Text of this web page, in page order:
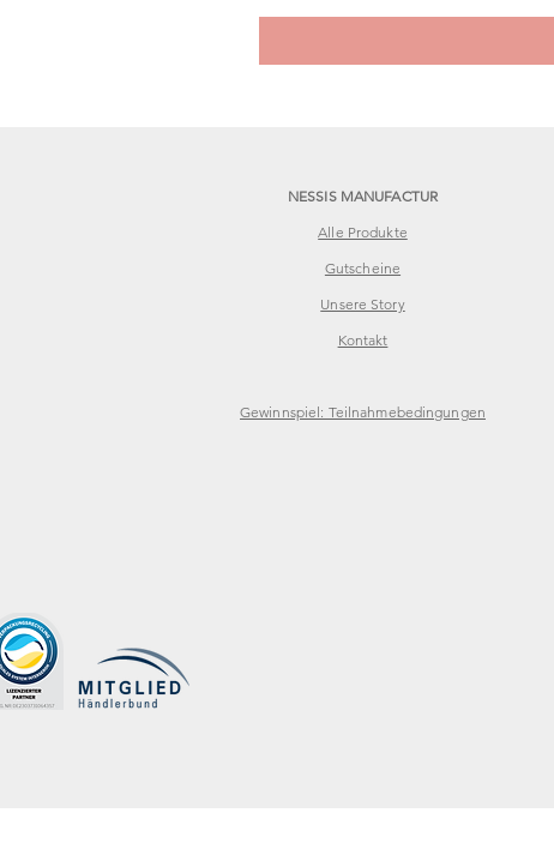
NESSIS MANUFACTUR
Alle Produkte
Gutscheine
Unsere Story
Kontakt
Gewinnspiel: Teilnahmebedingungen